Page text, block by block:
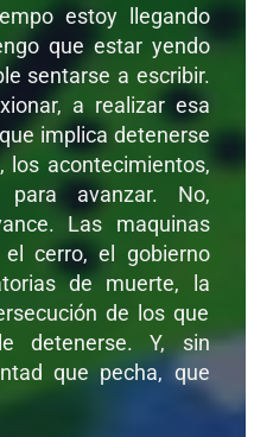
estoy llegando
que estar yendo
sentarse a escribir.
a realizar esa
implica detenerse
los acontecimientos,
para avanzar. No,
Las maquinas
cerro, el gobierno
de muerte, la
de los que
detenerse. Y, sin
que pecha, que